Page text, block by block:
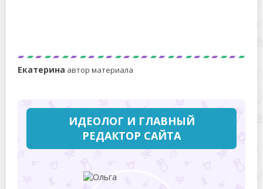
Екатерина автор материала
ИДЕОЛОГ И ГЛАВНЫЙ
РЕДАКТОР САЙТА